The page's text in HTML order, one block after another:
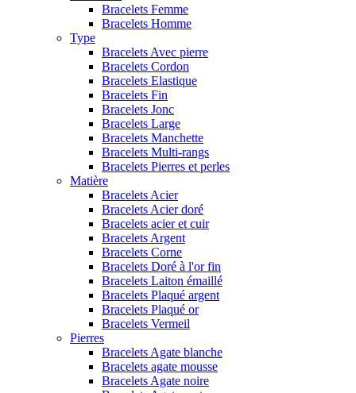
Bracelets Femme
Bracelets Homme
Type
Bracelets Avec pierre
Bracelets Cordon
Bracelets Elastique
Bracelets Fin
Bracelets Jonc
Bracelets Large
Bracelets Manchette
Bracelets Multi-rangs
Bracelets Pierres et perles
Matière
Bracelets Acier
Bracelets Acier doré
Bracelets acier et cuir
Bracelets Argent
Bracelets Corne
Bracelets Doré à l'or fin
Bracelets Laiton émaillé
Bracelets Plaqué argent
Bracelets Plaqué or
Bracelets Vermeil
Pierres
Bracelets Agate blanche
Bracelets agate mousse
Bracelets Agate noire